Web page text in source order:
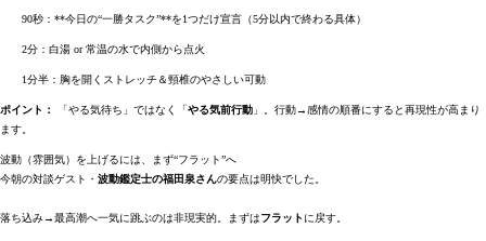
90秒：**今日の“一勝タスク”**を1つだけ宣言（5分以内で終わる具体）
2分：白湯 or 常温の水で内側から点火
1分半：胸を開くストレッチ＆頸椎のやさしい可動
ポイント： 「やる気待ち」ではなく「やる気前行動 」。行動→感情の順番にすると再現性が高まり
ます。
波動（雰囲気）を上げるには、まず“フラット”へ
今朝の対談ゲスト・ 波動鑑定士の福田泉さんの要点は明快でした。
落ち込み→最高潮へ一気に跳ぶのは非現実的。まずはフラット に戻す。